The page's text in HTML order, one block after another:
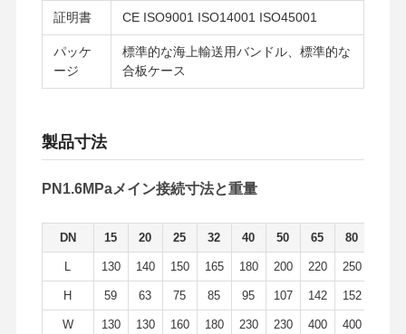
証明書 CE ISO9001 ISO14001 ISO45001
パッケ
ージ
標準的な海上輸送用バンドル、標準的な
合板ケース
製品寸法
PN1.6MPaメイン接続寸法と重量
DN 15 20 25 32 40 50 65 80
L 130 140 150 165 180 200 220 250
H 59 63 75 85 95 107 142 152
W 130 130 160 180 230 230 400 400